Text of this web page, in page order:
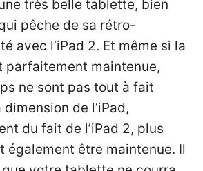
très belle tablette, bien
pêche de sa rétro-
avec l’iPad 2. Et même si la
parfaitement maintenue,
ne sont pas tout à fait
de l’iPad,
du fait de l’iPad 2, plus
également être maintenue. Il